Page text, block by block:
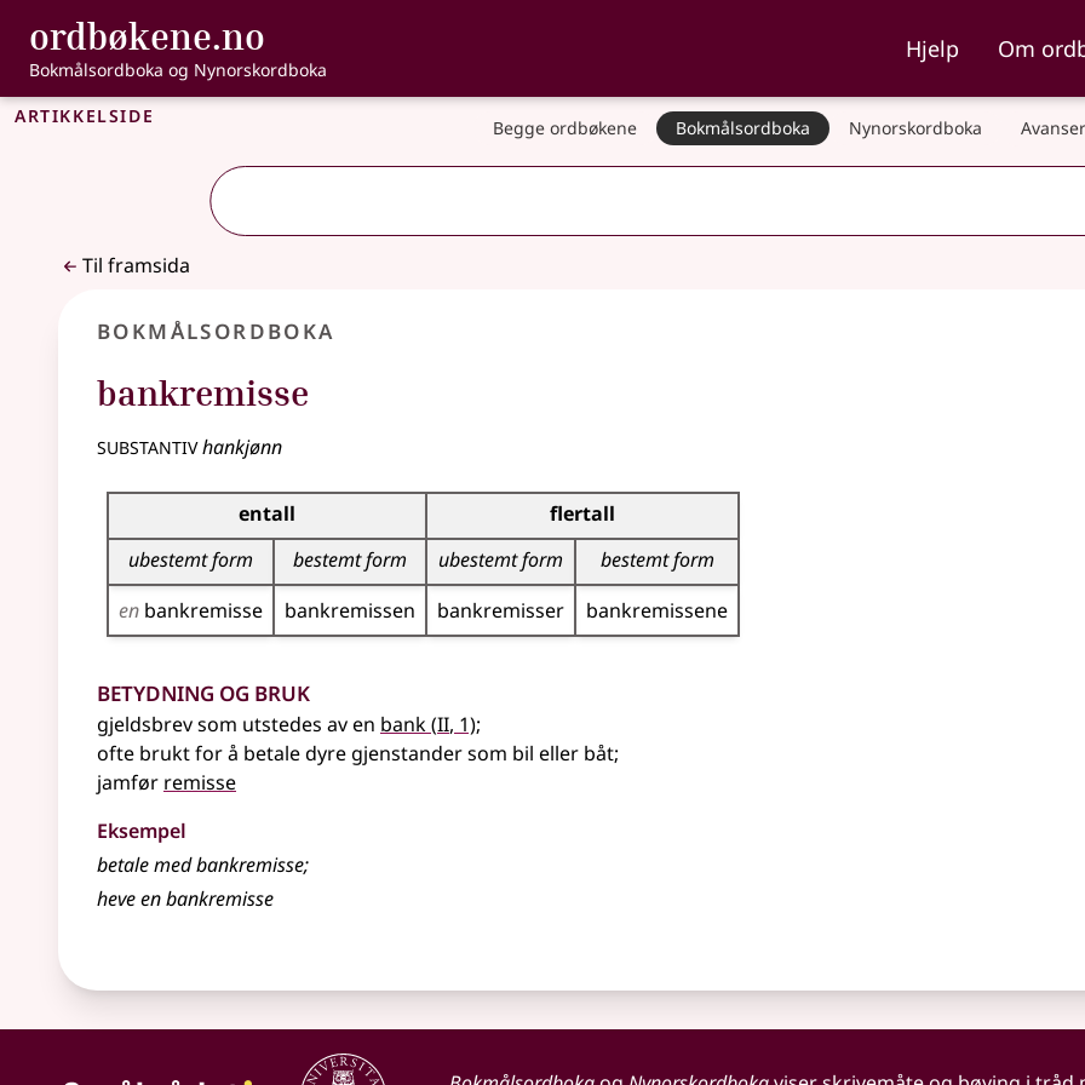
Gå til hovudinnhald
Tilgjenge
ordbøkene.no , Bokmålsordboka og Nynorskordboka
Bokmålsordboka og Nynorskordboka
Hjelp Om
Artikkelside Begge ordbøkene Bokmålsordboka Nynorskordboka
Til framsida
Bokmålsordboka
bankremisse
substantivhankjønn
Bøyingstabell for dette substantivet
entall
flertall
ubestemt form
bestemt form ubestemt form
bestemt form
en bank­remisse bank­remissen bank­remisser bank­remissene
Betydning og bruk
gjeldsbrev som utstedes av en bank(2
II, 1);
ofte brukt for å betale dyre gjenstander som bil eller båt;
jamfør remisse
Eksempel
betale med bankremisse;
heve en bankremisse